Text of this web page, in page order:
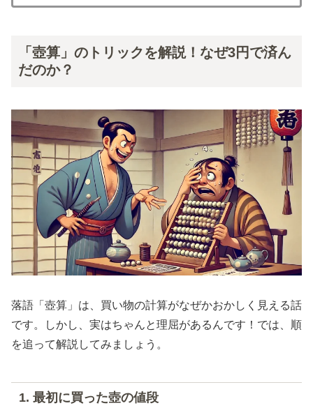
「壺算」のトリックを解説！なぜ3円で済ん
だのか？
落語「壺算」は、買い物の計算がなぜかおかしく見える話
です。しかし、実はちゃんと理屈があるんです！では、順
を追って解説してみましょう。
1. 最初に買った壺の値段